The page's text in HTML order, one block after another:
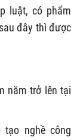
luật, có phẩm
đây thì được
năm trở lên tại
nghề công